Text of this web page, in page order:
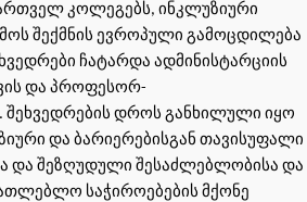
კოლეგებს, ინკლუზიური
შექმნის ევროპული გამოცდილება
ჩატარდა ადმინისტარციის
და პროფესორ-
შეხვედრების დროს განხილული იყო
და ბარიერებისგან თავისუფალი
და შეზღუდული შესაძლებლობისა და
საჭიროებების მქონე